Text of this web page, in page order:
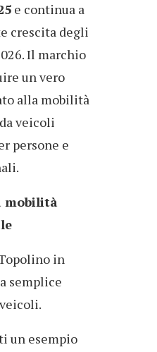
e continua a
crescita degli
Il marchio
un vero
alla mobilità
veicoli
persone e
mobilità
in
semplice
un esempio